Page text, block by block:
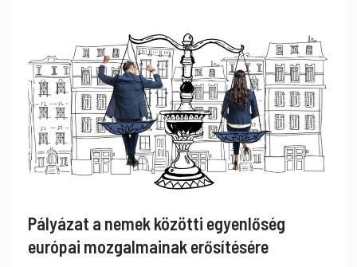
Pályázat a nemek közötti egyenlőség
európai mozgalmainak erősítésére